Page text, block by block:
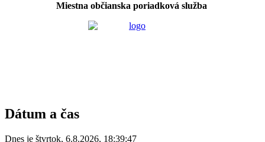
Miestna občianska poriadková služba
Dátum a čas
Dnes je štvrtok, 6.8.2026, 18:39:47